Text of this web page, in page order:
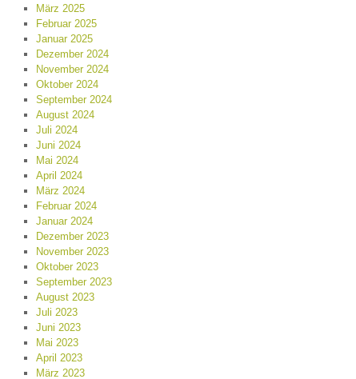
März 2025
Februar 2025
Januar 2025
Dezember 2024
November 2024
Oktober 2024
September 2024
August 2024
Juli 2024
Juni 2024
Mai 2024
April 2024
März 2024
Februar 2024
Januar 2024
Dezember 2023
November 2023
Oktober 2023
September 2023
August 2023
Juli 2023
Juni 2023
Mai 2023
April 2023
März 2023